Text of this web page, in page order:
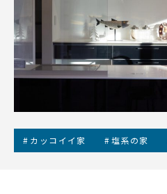
カッコイイ家 塩系の家